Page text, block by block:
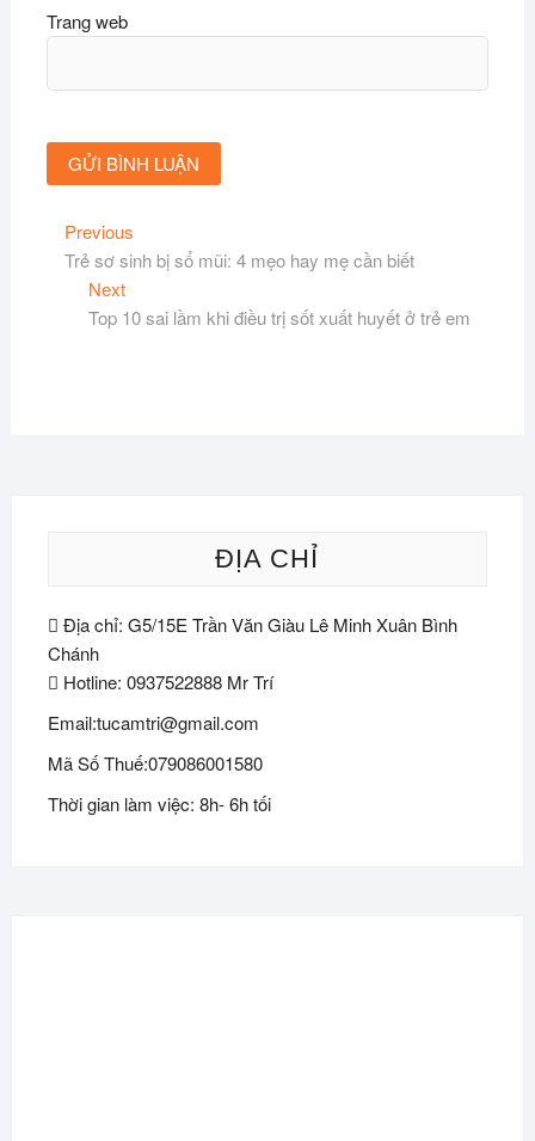
Trang web
Điều
hướng
bài
PreviousPrevious
post:
Trẻ sơ sinh bị sổ mũi: 4 mẹo hay mẹ cần biết
NextNext
post:
Top 10 sai lầm khi điều trị sốt xuất huyết ở trẻ em
ĐỊA CHỈ
Địa chỉ: G5/15E Trần Văn Giàu Lê Minh Xuân Bình
Chánh
Hotline: 0937522888 Mr Trí
Email:tucamtri@gmail.com
Mã Số Thuế:079086001580
Thời gian làm việc: 8h- 6h tối